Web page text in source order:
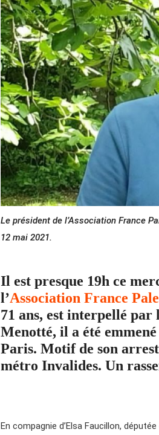
Le président de l’Association France
12 mai 2021.
Il est presque 19h ce
l’Association France
71 ans, est interpellé par
Menotté, il a été
Paris. Motif de son
métro Invalides. Un
En compagnie d’Elsa Faucillon,